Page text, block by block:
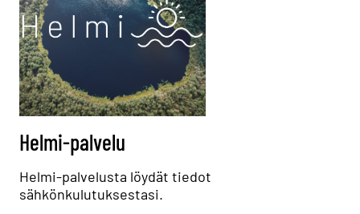
Helmi-palvelu
Helmi-palvelusta löydät tiedot
sähkönkulutuksestasi.